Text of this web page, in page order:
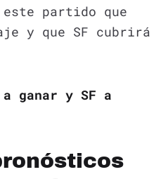
partido que
y que SF cubrirá
ganar y SF a